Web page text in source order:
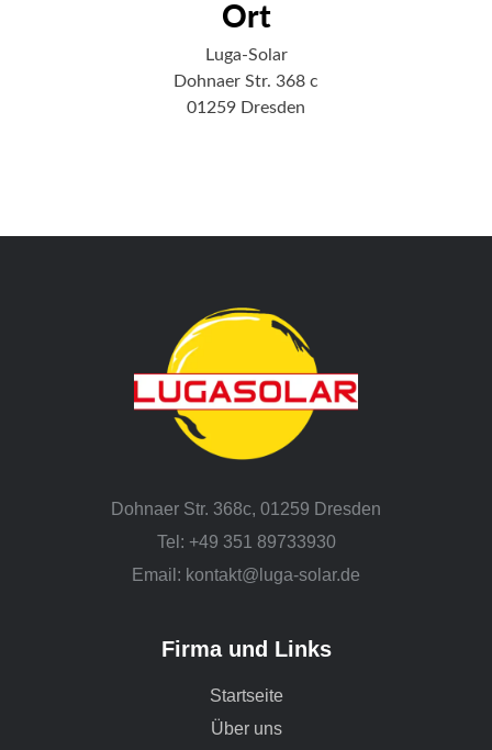
Ort
Luga-Solar
Dohnaer Str. 368 c
01259 Dresden
Dohnaer Str. 368c, 01259 Dresden
Tel: +49 351 89733930
Email: kontakt@luga-solar.de
Firma und Links
Startseite
Über uns